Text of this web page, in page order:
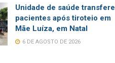
Unidade de saúde transfere
pacientes após tiroteio em
Mãe Luíza, em Natal
6 DE AGOSTO DE 2026